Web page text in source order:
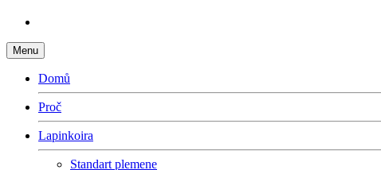
Menu
Domů
Proč
Lapinkoira
Standart plemene